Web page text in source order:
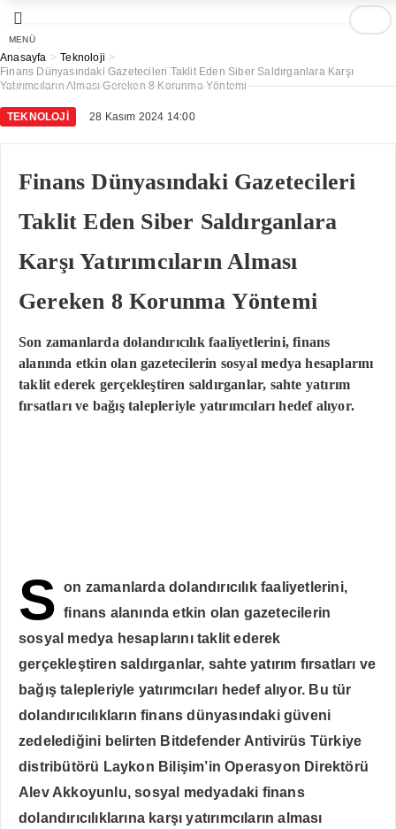
MENÜ
Anasayfa >Teknoloji >
Finans Dünyasındaki Gazetecileri Taklit Eden Siber Saldırganlara Karşı
Yatırımcıların Alması Gereken 8 Korunma Yöntemi
TEKNOLOJI 28 Kasım 2024 14:00
Finans Dünyasındaki Gazetecileri
Taklit Eden Siber Saldırganlara
Karşı Yatırımcıların Alması
Gereken 8 Korunma Yöntemi
Son zamanlarda dolandırıcılık faaliyetlerini, finans
alanında etkin olan gazetecilerin sosyal medya hesaplarını
taklit ederek gerçekleştiren saldırganlar, sahte yatırım
fırsatları ve bağış talepleriyle yatırımcıları hedef alıyor.
S
on zamanlarda dolandırıcılık faaliyetlerini,
finans alanında etkin olan gazetecilerin
sosyal medya hesaplarını taklit ederek
gerçekleştiren saldırganlar, sahte yatırım fırsatları ve
bağış talepleriyle yatırımcıları hedef alıyor. Bu tür
dolandırıcılıkların finans dünyasındaki güveni
zedelediğini belirten Bitdefender Antivirüs Türkiye
distribütörü Laykon Bilişim’in Operasyon Direktörü
Alev Akkoyunlu, sosyal medyadaki finans
dolandırıcılıklarına karşı yatırımcıların alması